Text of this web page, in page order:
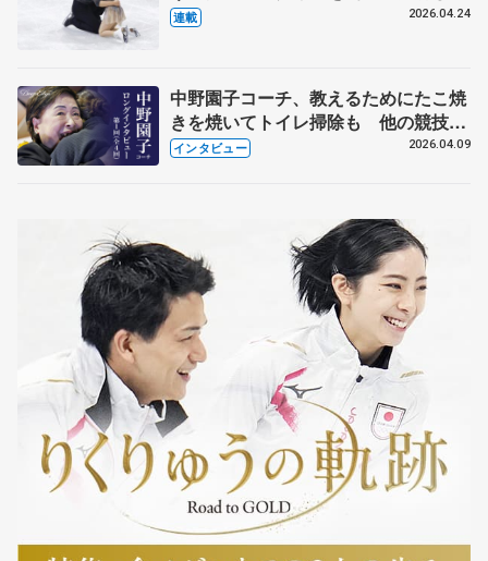
【引退発表後②】
連載 2026.04.24
中野園子コーチ、教えるためにたこ焼
きを焼いてトイレ掃除も 他の競技に
も通用するという坂本花織の筋肉
インタビュー 2026.04.09